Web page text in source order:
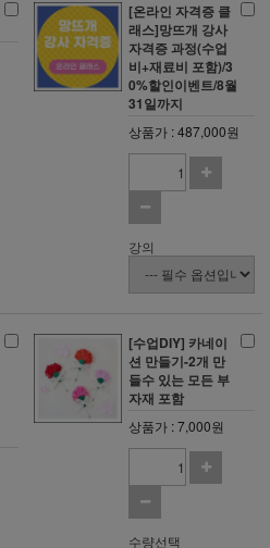
[온라인 자격증 클
래스]망뜨개 강사
자격증 과정(수업
비+재료비 포함)/3
0%할인이벤트/8월
31일까지
상품가 : 487,000원
강의
[수업DIY] 카네이
션 만들기-2개 만
들수 있는 모든 부
자재 포함
상품가 : 7,000원
수량선택